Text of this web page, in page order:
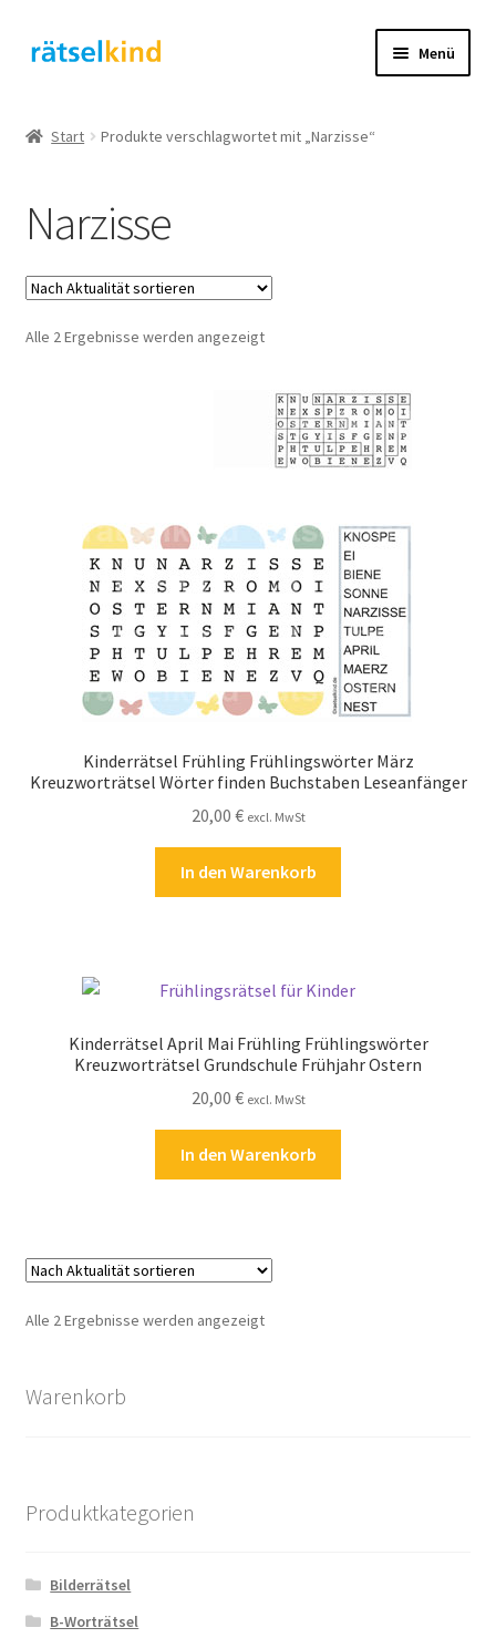
Zur
Navigation
Zum
Inhalt
Menü
Cookie-Richtlinie (EU)
Datenschutzbelehrung
Echtheit von Bewertungen
Kostenlose Rätsel
Mein Konto
Widerrufsbelehrung
Zahlungsarten
Start Produkte verschlagwortet mit „Narzisse“
Narzisse
Alle 2 Ergebnisse werden angezeigtNach
Kinderrätsel Frühling Frühlingswörter März
Kreuzworträtsel Wörter finden Buchstaben Leseanfänger
20,00 € excl. MwSt
In den Warenkorb
Kinderrätsel April Mai Frühling Frühlingswörter
Kreuzworträtsel Grundschule Frühjahr Ostern
20,00 € excl. MwSt
In den Warenkorb
Alle 2 Ergebnisse werden angezeigtNach
Warenkorb
Produktkategorien
Bilderrätsel
B-Worträtsel